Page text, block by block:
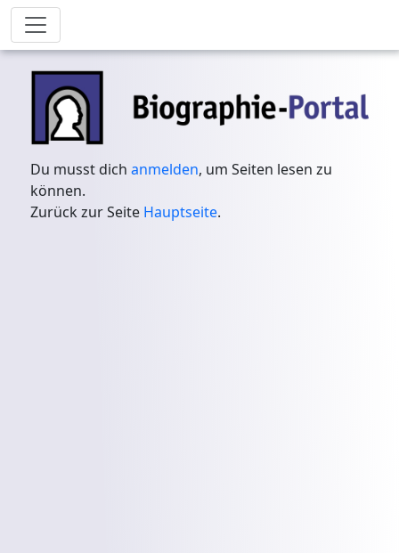
Du musst dichanmelden, um Seiten lesen zu
können.
Zurück zur Seite Hauptseite.